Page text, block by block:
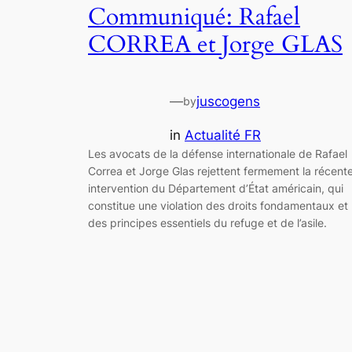
Communiqué: Rafael
CORREA et Jorge GLAS
—byjuscogens
in Actualité FR
Les avocats de la défense internationale de Rafael
Correa et Jorge Glas rejettent fermement la
intervention du Département d’État américain, qui
constitue une violation des droits fondamentaux et
des principes essentiels du refuge et de l’asile.